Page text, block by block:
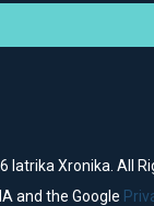
Iatrika Xronika. All
and the Google